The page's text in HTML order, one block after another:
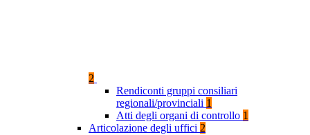
2
Rendiconti gruppi consiliari
regionali/provinciali 1
Atti degli organi di controllo 1
Articolazione degli uffici 2